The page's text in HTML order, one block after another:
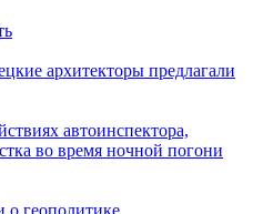
архитекторы предлагали
автоинспектора,
во время ночной погони
о геополитике